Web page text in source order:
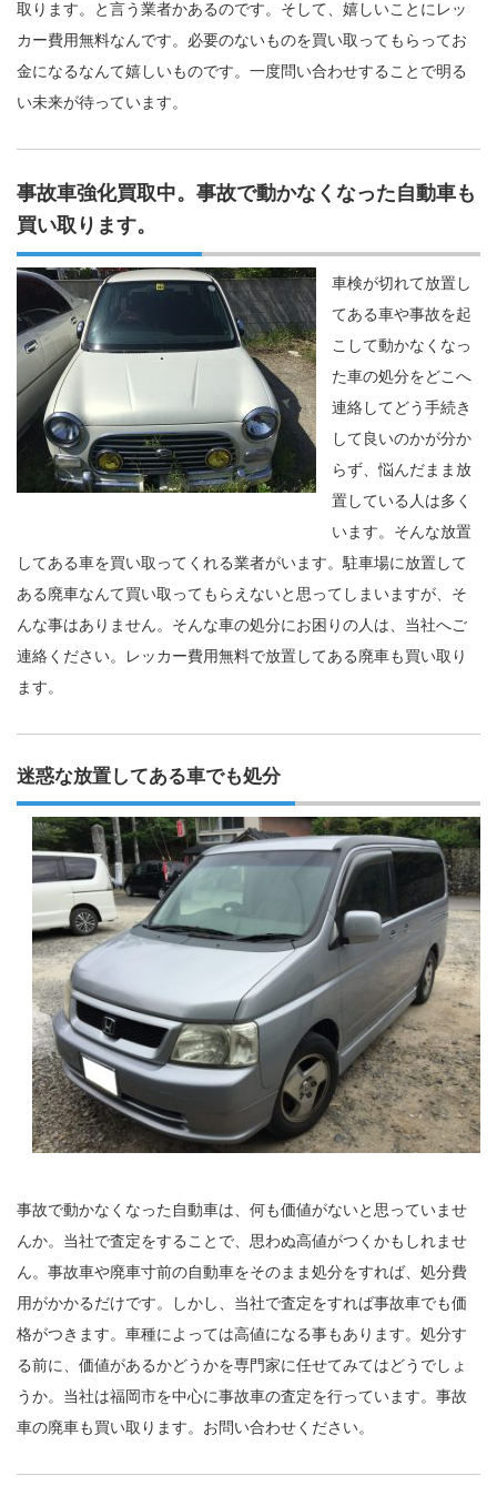
取ります。と言う業者かあるのです。そして、嬉しいことにレッ
カー費用無料なんです。必要のないものを買い取ってもらってお
金になるなんて嬉しいものです。一度問い合わせすることで明る
い未来が待っています。
事故車強化買取中。事故で動かなくなった自動車も
買い取ります。
車検が切れて放置し
てある車や事故を起
こして動かなくなっ
た車の処分をどこへ
連絡してどう手続き
して良いのかが分か
らず、悩んだまま放
置している人は多く
います。そんな放置
してある車を買い取ってくれる業者がいます。駐車場に放置して
ある廃車なんて買い取ってもらえないと思ってしまいますが、そ
んな事はありません。そんな車の処分にお困りの人は、当社へご
連絡ください。レッカー費用無料で放置してある廃車も買い取り
ます。
迷惑な放置してある車でも処分
事故で動かなくなった自動車は、何も価値がないと思っていませ
んか。当社で査定をすることで、思わぬ高値がつくかもしれませ
ん。事故車や廃車寸前の自動車をそのまま処分をすれば、処分費
用がかかるだけです。しかし、当社で査定をすれば事故車でも価
格がつきます。車種によっては高値になる事もあります。処分す
る前に、価値があるかどうかを専門家に任せてみてはどうでしょ
うか。当社は福岡市を中心に事故車の査定を行っています。事故
車の廃車も買い取ります。お問い合わせください。